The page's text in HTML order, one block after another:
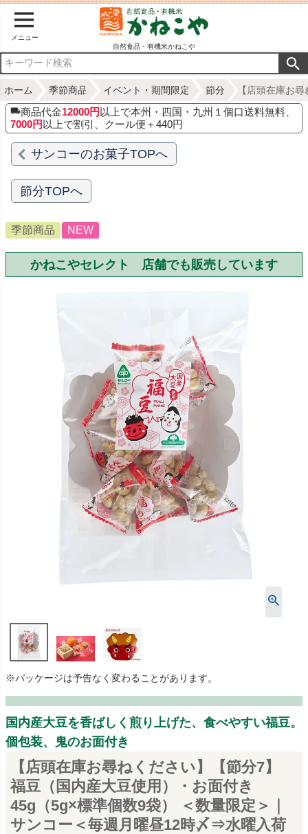
メニュー
自然食品・有機米かねこや
ホーム 季節商品 イベント・期間限定 節分 【店頭在庫お
商品代金12000円 以上で本州・四国・九州１個口送料無料、
7000円 以上で割引、クール便＋440円
サンコーのお菓子TOPへ
節分TOPへ
季節商品 NEW
かねこやセレクト 店舗でも販売しています
※パッケージは予告なく変わることがあります。
国内産大豆を香ばしく煎り上げた、食べやすい福豆。
個包装、鬼のお面付き
【店頭在庫お尋ねください】【節分7】
福豆（国内産大豆使用）・お面付き
45g（5g×標準個数9袋） ＜数量限定＞｜
サンコー＜毎週月曜昼12時〆⇒水曜入荷